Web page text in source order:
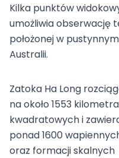
Kilka punktów
umożliwia obserwację
położonej w
Australii.
Zatoka Ha Long
na około 1553
kwadratowych i
ponad 1600
oraz formacji skalnych